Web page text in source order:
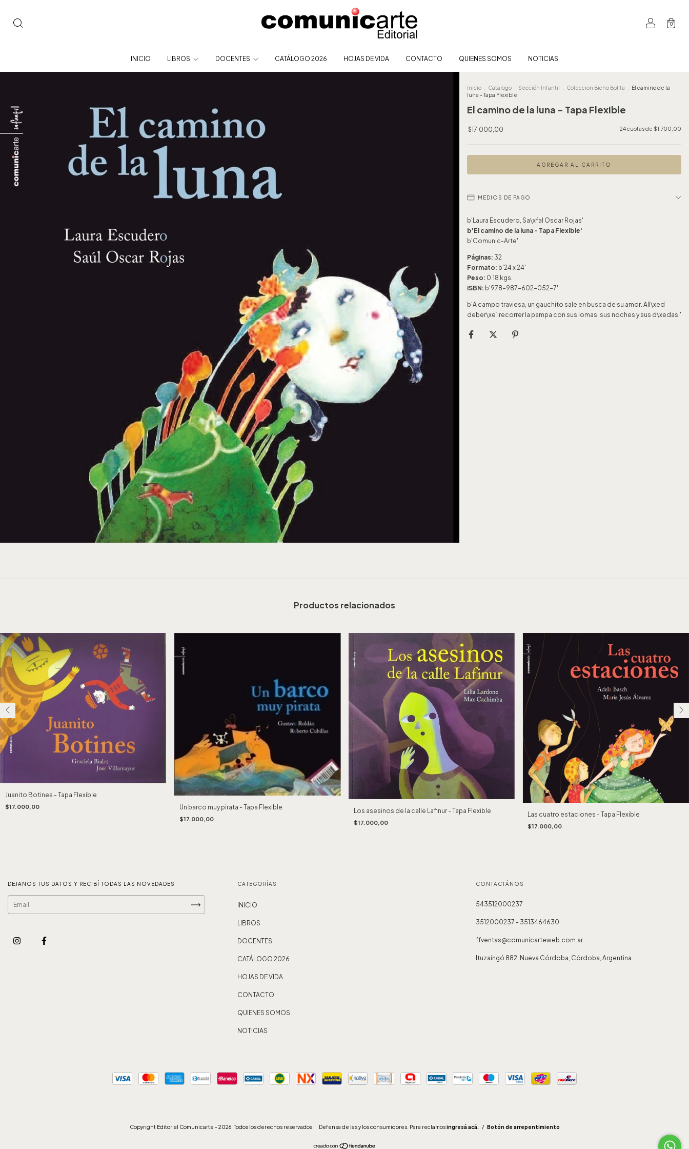
0
INICIO LIBROS DOCENTES CATÁLOGO 2026 HOJAS DE VIDA CONTACTO QUIENES SOMOS NOTICIAS
Inicio Catalogo Sección Infantil Coleccion Bicho Bolita
El camino de la
luna - Tapa Flexible
El camino de la luna - Tapa Flexible
$17.000,00 24cuotas de $1.700,00
MEDIOS DE PAGO
b'Laura Escudero, Sa\xfal Oscar Rojas'
b'El camino de la luna - Tapa Flexible'
b'Comunic-Arte'
Páginas: 32
Formato: b'24 x 24'
Peso: 0.18 kgs.
ISBN: b'978-987-602-052-7'
b'A campo traviesa, un gauchito sale en busca de su amor. All\xed
deber\xe1 recorrer la pampa con sus lomas, sus noches y sus d\xedas.'
Productos relacionados
Juanito Botines - Tapa Flexible
$17.000,00 Un barco muy pirata - Tapa Flexible
$17.000,00
Los asesinos de la calle Lafinur - Tapa Flexible
$17.000,00
Las cuatro estaciones - Tapa Flexible
$17.000,00
DEJANOS TUS DATOS Y RECIBÍ TODAS LAS NOVEDADES CATEGORÍAS
INICIO
LIBROS
DOCENTES
CATÁLOGO 2026
HOJAS DE VIDA
CONTACTO
QUIENES SOMOS
NOTICIAS
CONTACTÁNOS
543512000237
3512000237 - 3513464630
ffventas@comunicarteweb.com.ar
Ituzaingó 882, Nueva Córdoba, Córdoba, Argentina
Copyright Editorial Comunicarte - 2026. Todos los derechos reservados. Defensa de las y los consumidores. Para reclamos ingresá acá. / Botón de arrepentimiento